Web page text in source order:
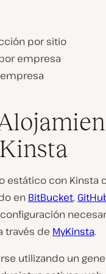
por sitio
empresa
estático con Kinsta
en BitBucket,
través de MyKinsta.
utilizando un